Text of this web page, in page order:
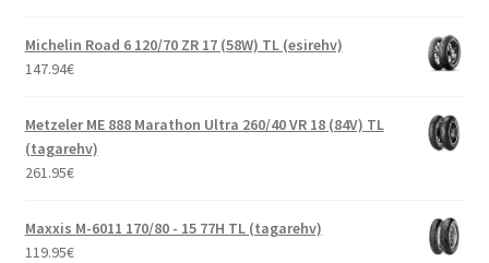
Michelin Road 6 120/70 ZR 17 (58W) TL (esirehv)
147.94€
Metzeler ME 888 Marathon Ultra 260/40 VR 18 (84V) TL
(tagarehv)
261.95€
Maxxis M-6011 170/80 - 15 77H TL (tagarehv)
119.95€